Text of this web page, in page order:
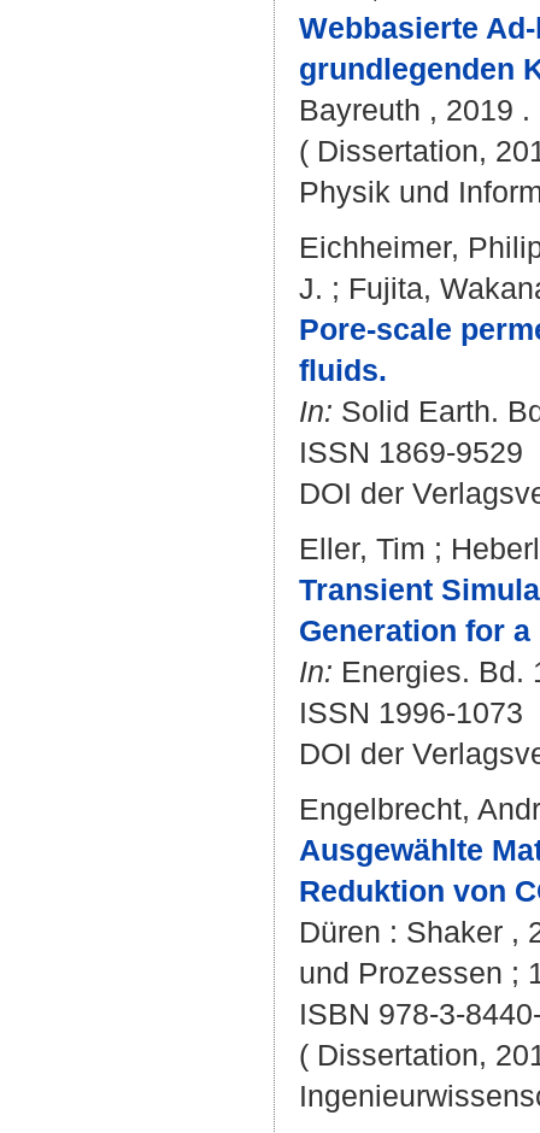
Webbasierte
grundlegenden
Bayreuth , 2019
( Dissertation,
Physik und
Eichheimer,
J. ; Fujita,
Pore-scale
fluids.
In: Solid Earth.
ISSN 1869-9529
DOI der
Eller, Tim ;
Transient
Generation for
In: Energies. Bd.
ISSN 1996-1073
DOI der
Engelbrecht,
Ausgewählte
Reduktion von
Düren : Shaker ,
und Prozessen ;
ISBN 978-3-
( Dissertation,